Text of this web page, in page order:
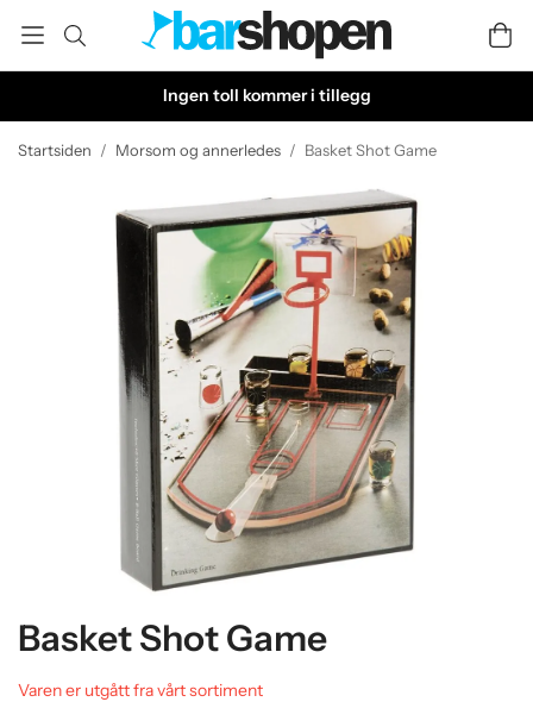
Ingen toll kommer i tillegg
Startsiden / Morsom og annerledes / Basket Shot Game
Basket Shot Game
Varen er utgått fra vårt sortiment